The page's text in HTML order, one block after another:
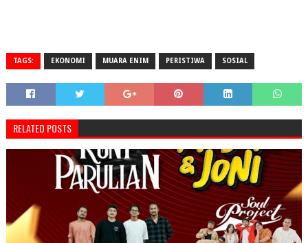
TAGS: EKONOMI MUARA ENIM PERISTIWA SOSIAL
RELATED POSTS